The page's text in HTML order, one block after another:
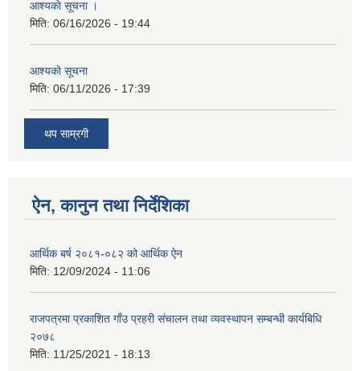
आश्यकाे सूचना ।
मिति: 06/16/2026 - 19:44
आश्यकाे सूचना
मिति: 06/11/2026 - 17:39
थप साम्रगी
ऐन, कानुन तथा निर्देशिका
आर्थिक बर्ष २०८१-०८२ को आर्थिक ऐन
मिति: 12/09/2024 - 11:06
राजपत्रमा प्रकाशित गाँउ प्रहरी संचालन तथा व्यवस्थापन सम्बन्धी कार्यबिधि
२०७८
मिति: 11/25/2021 - 18:13